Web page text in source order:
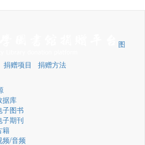
图
捐赠项目
捐赠方法
据库
子图书
子期刊
籍
频/音频